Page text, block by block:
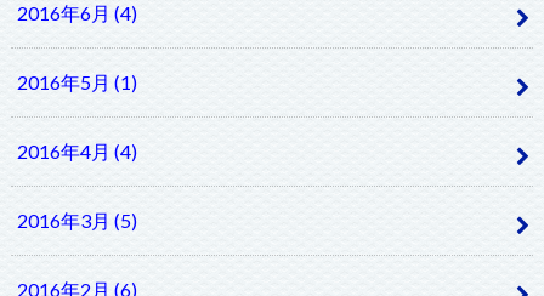
2016年6月 (4)
2016年5月 (1)
2016年4月 (4)
2016年3月 (5)
2016年2月 (6)